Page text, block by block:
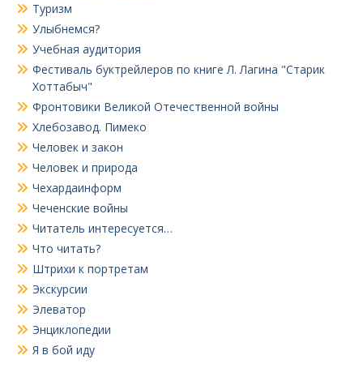
Туризм
Улыбнемся?
Учебная аудитория
Фестиваль буктрейлеров по книге Л. Лагина "Старик
Хоттабыч"
Фронтовики Великой Отечественной войны
Хлебозавод. Пимеко
Человек и закон
Человек и природа
Чехардаинформ
Чеченские войны
Читатель интересуется…
Что читать?
Штрихи к портретам
Экскурсии
Элеватор
Энциклопедии
Я в бой иду